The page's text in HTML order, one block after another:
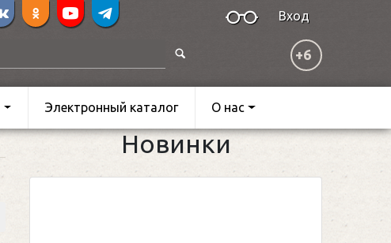
Вход
+6
Электронный каталог О нас
Новинки